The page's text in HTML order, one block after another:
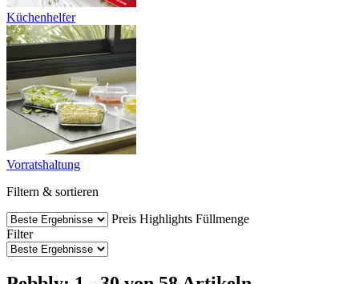
Küchenhelfer
Vorratshaltung
Filtern & sortieren
Preis Highlights Füllmenge
Filter